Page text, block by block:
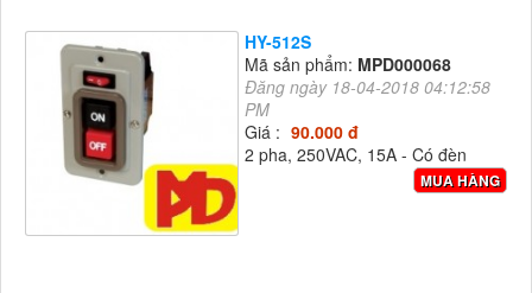
HY-512S
Mã sản phẩm: MPD000068
Đăng ngày 18-04-2018 04:12:58
PM
Giá : 90.000 đ
2 pha, 250VAC, 15A - Có đèn
MUA HÀNG